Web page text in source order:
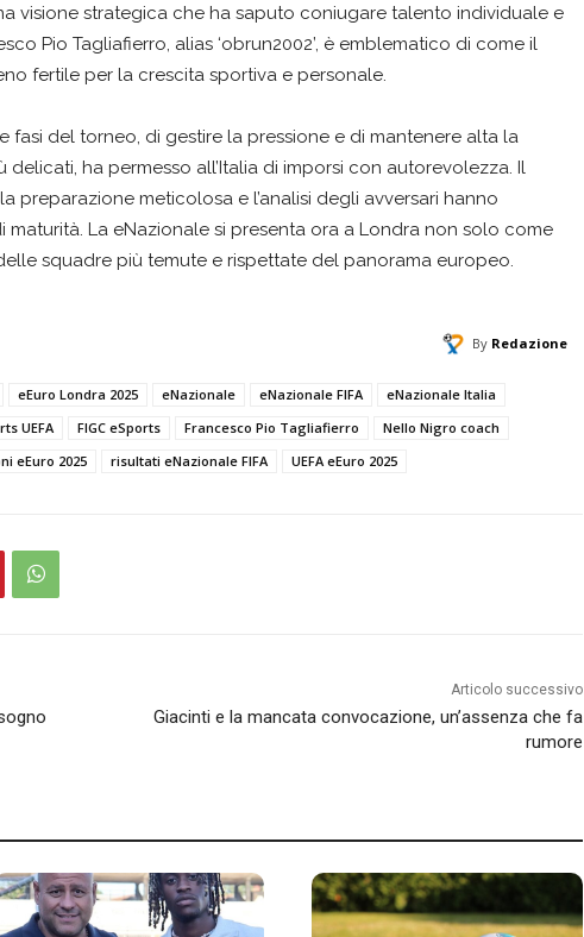
visione strategica che ha saputo coniugare talento individuale e
Pio Tagliafierro, alias ‘obrun2002’, è emblematico di come il
fertile per la crescita sportiva e personale.
fasi del torneo, di gestire la pressione e di mantenere alta la
ha permesso all’Italia di imporsi con autorevolezza. Il
meticolosa e l’analisi degli avversari hanno
La eNazionale si presenta ora a Londra non solo come
squadre più temute e rispettate del panorama europeo.
By Redazione
eEuro Londra 2025 eNazionale eNazionale FIFA
eNazionale Italia
UEFA FIGC eSports Francesco Pio Tagliafierro
Nello Nigro coach
eEuro 2025 risultati eNazionale FIFA UEFA eEuro 2025
Articolo successivo
Giacinti e la mancata convocazione, un’assenza che fa
rumore